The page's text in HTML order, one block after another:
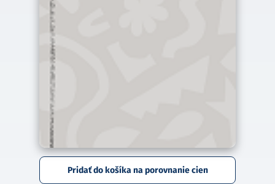
Pridať do košíka na porovnanie cien